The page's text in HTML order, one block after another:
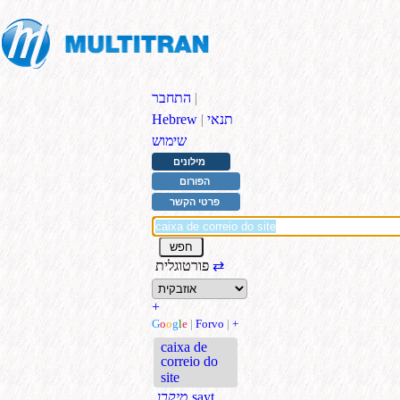
התחבר |
Hebrew | תנאי
שימוש
מילונים
הפורום
פרטי הקשר
⇄
+
Google | Forvo | +
caixa de
correio do
site
.מיקרו sayt